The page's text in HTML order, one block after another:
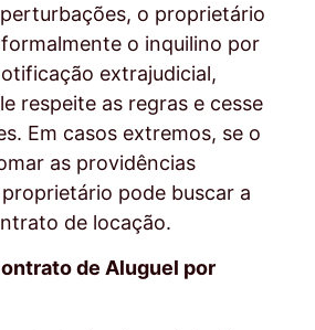
o proprietário
o inquilino por
extrajudicial,
respeite as regras e cesse
Em casos extremos, se o
as providências
pode buscar a
de locação.
de Aluguel por